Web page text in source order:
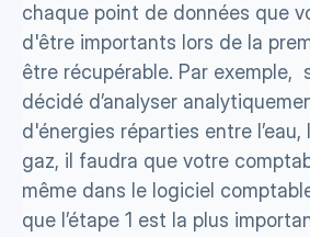
chaque point de données que
d'être importants lors de la
être récupérable. Par exemple,
décidé d’analyser
d'énergies réparties entre l’eau,
gaz, il faudra que votre
même dans le logiciel
que l’étape 1 est la plus